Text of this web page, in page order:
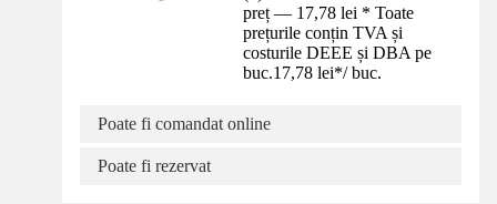
preț — 17,78 lei * Toate
prețurile conțin TVA și
costurile DEEE și DBA pe
buc.17,78 lei*/ buc.
Poate fi comandat online
Poate fi rezervat